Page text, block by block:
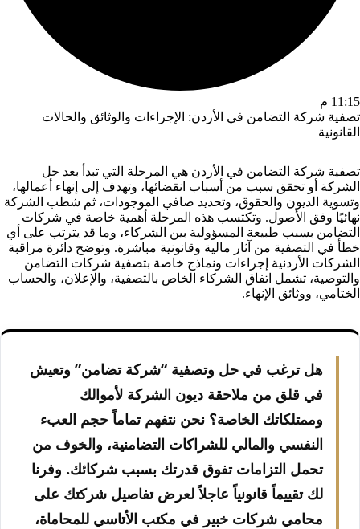
11:15 م
تصفية شركة التضامن في الأردن: الإجراءات والوثائق والحالات
القانونية
تصفية شركة التضامن في الأردن هي المرحلة التي تبدأ بعد حل
الشركة أو تحقق سبب من أسباب انقضائها، وتهدف إلى إنهاء أعمالها،
وتسوية الديون والحقوق، وتحديد صافي الموجودات، ثم شطب الشركة
نهائيًا وفق الأصول. وتكتسب هذه المرحلة أهمية خاصة في شركات
التضامن بسبب طبيعة المسؤولية بين الشركاء، وما قد يترتب على أي
خطأ في التصفية من آثار مالية وقانونية مباشرة. وتوضح دائرة مراقبة
الشركات الأردنية إجراءات ونماذج خاصة بتصفية شركات التضامن
والتوصية، تشمل اتفاق الشركاء الخاص بالتصفية، والإعلان، والحساب
الختامي، ووثائق الإنهاء.
هل ترغب في حل وتصفية “شركة تضامن” وتعيش
في قلق من ملاحقة ديون الشركة لأموالك
وممتلكاتك الخاصة؟ نحن نتفهم تماماً حجم العبء
النفسي والمالي للشراكات التضامنية، والخوف من
تحمل التزامات تفوق قدرتك بسبب شركائك. وفرنا
لك تقييماً قانونياً عاجلاً لعرض تفاصيل شركتك على
محامي شركات خبير في مكتب الأتاسي للمحاماة،